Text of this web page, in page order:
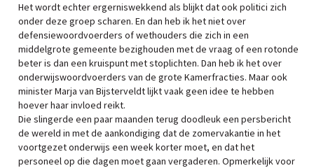
Het wordt echter ergerniswekkend als blijkt dat ook politici zich
onder deze groep scharen. En dan heb ik het niet over
defensiewoordvoerders of wethouders die zich in een
middelgrote gemeente bezighouden met de vraag of een rotonde
beter is dan een kruispunt met stoplichten. Dan heb ik het over
onderwijswoordvoerders van de grote Kamerfracties. Maar ook
minister Marja van Bijsterveldt lijkt vaak geen idee te hebben
hoever haar invloed reikt.
Die slingerde een paar maanden terug doodleuk een persbericht
de wereld in met de aankondiging dat de zomervakantie in het
voortgezet onderwijs een week korter moet, en dat het
personeel op die dagen moet gaan vergaderen. Opmerkelijk voor